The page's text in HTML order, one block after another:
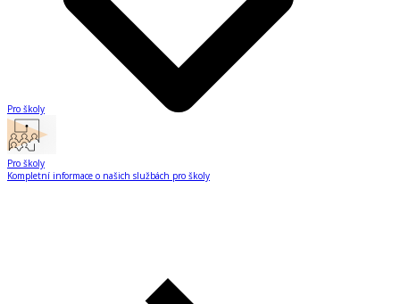
Pro školy
Pro školy
Kompletní informace o našich službách pro školy